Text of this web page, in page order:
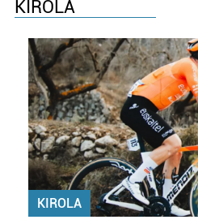
KIROLA
KIROLA